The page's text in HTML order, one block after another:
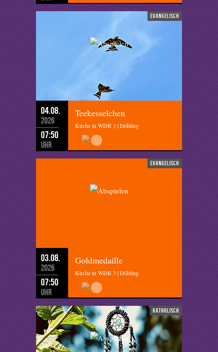
evangelisch
04.08.
2026
07:50
Uhr
Teekesselchen
Kirche in WDR 3 | Döhling
evangelisch
03.08.
2026
07:50
Uhr
Goldmedaille
Kirche in WDR 3 | Döhling
katholisch